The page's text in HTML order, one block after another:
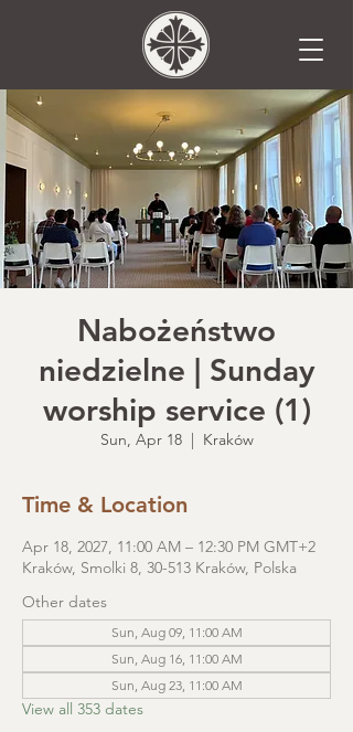
Nabożeństwo
niedzielne | Sunday
worship service (1)
Sun, Apr 18
  |
Kraków
Time & Location
Apr 18, 2027, 11:00 AM – 12:30 PM GMT+2
Kraków, Smolki 8, 30-513 Kraków, Polska
Other dates
Sun, Aug 09, 11:00 AM
Sun, Aug 16, 11:00 AM
Sun, Aug 23, 11:00 AM
View all 353 dates